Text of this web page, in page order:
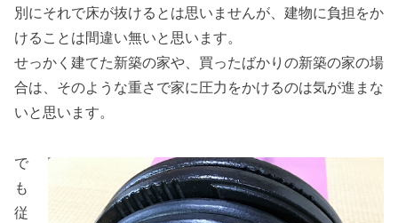
別にそれで床が抜けるとは思いませんが、建物に負担をか
けることは間違い無いと思います。
せっかく建てた新築の家や、買ったばかりの新築の家の場
合は、そのような重さで家に圧力をかけるのは気が進まな
いと思います。
で
も
従